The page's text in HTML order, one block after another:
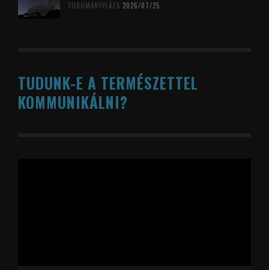
TUDOMÁNYPLÁZA 2026/07/25
TUDUNK-E A TERMÉSZETTEL
KOMMUNIKÁLNI?